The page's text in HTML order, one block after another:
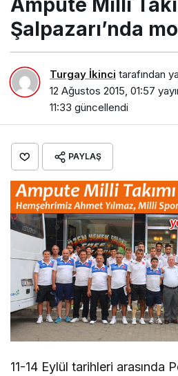
Şalpazarı’nda
Turgay İkinci tarafından
12 Ağustos 2015, 01:57
11:33 güncellendi
PAYLAŞ
11-14 Eylül tarihleri arasında